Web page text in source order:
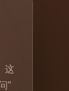
这
”